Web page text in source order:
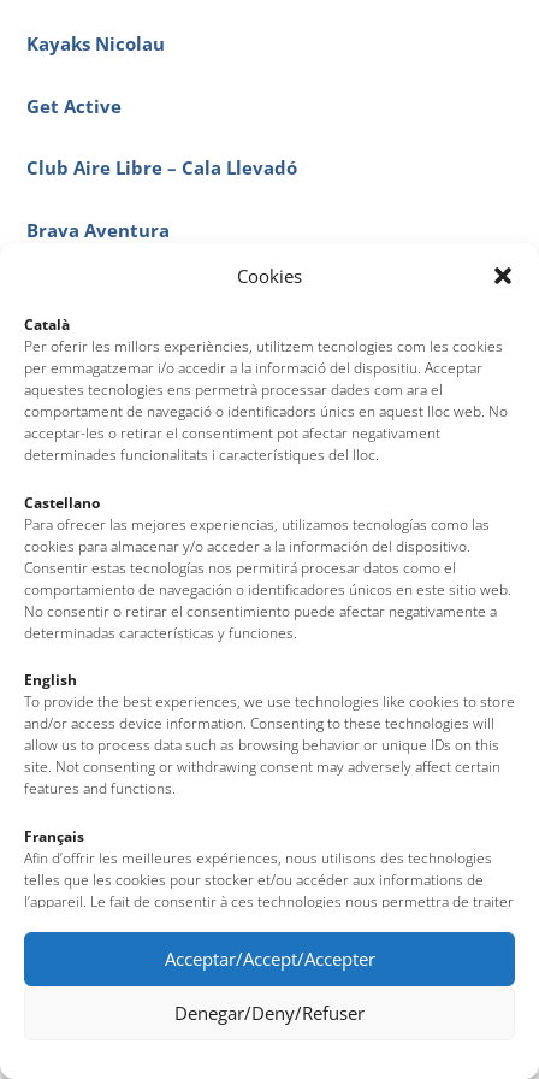
Cookies
Català
Per oferir les millors experiències, utilitzem tecnologies com les cookies
per emmagatzemar i/o accedir a la informació del dispositiu. Acceptar
aquestes tecnologies ens permetrà processar dades com ara el
comportament de navegació o identificadors únics en aquest lloc web. No
acceptar-les o retirar el consentiment pot afectar negativament
determinades funcionalitats i característiques del lloc.
Castellano
Para ofrecer las mejores experiencias, utilizamos tecnologías como las
cookies para almacenar y/o acceder a la información del dispositivo.
Consentir estas tecnologías nos permitirá procesar datos como el
comportamiento de navegación o identificadores únicos en este sitio web.
No consentir o retirar el consentimiento puede afectar negativamente a
determinadas características y funciones.
English
To provide the best experiences, we use technologies like cookies to store
and/or access device information. Consenting to these technologies will
allow us to process data such as browsing behavior or unique IDs on this
site. Not consenting or withdrawing consent may adversely affect certain
features and functions.
Français
Afin d’offrir les meilleures expériences, nous utilisons des technologies
telles que les cookies pour stocker et/ou accéder aux informations de
l’appareil. Le fait de consentir à ces technologies nous permettra de traiter
uniques sur ce site. Le fait de ne pas consentir ou de retirer son
consentement peut avoir un effet négatif sur certaines fonctionnalités et
caractéristiques du site.
Acceptar/Accept/Accepter
Denegar/Deny/Refuser
Kayaks Nicolau
Get Active
Club Aire Libre – Cala Llevadó
Brava Aventura
Tossa Tour
Skatepark
Gabriel Nàutic Mar
Splash Ocean Adventures
1 2